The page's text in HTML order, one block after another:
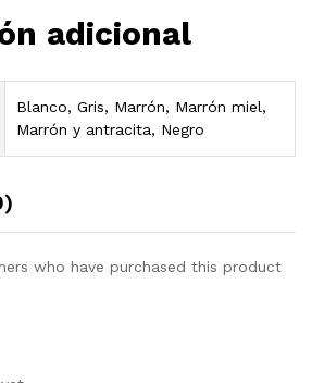
adicional
Blanco, Gris, Marrón, Marrón miel,
Marrón y antracita, Negro
who have purchased this product